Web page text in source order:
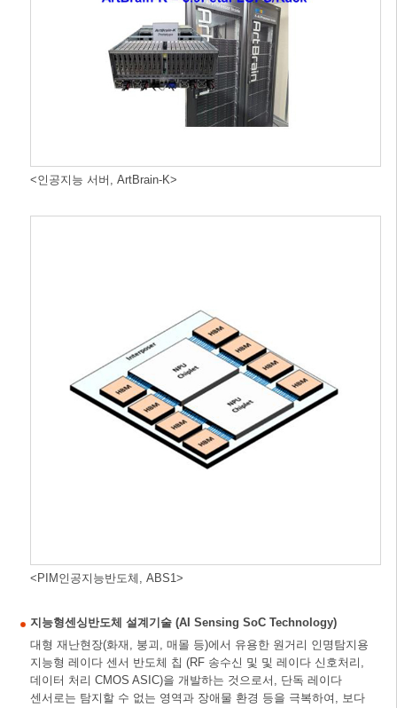
<인공지능 서버, ArtBrain-K>
<PIM인공지능반도체, ABS1>
지능형센싱반도체 설계기술 (AI Sensing SoC Technology)
대형 재난현장(화재, 붕괴, 매몰 등)에서 유용한 원거리 인명탐지용
지능형 레이다 센서 반도체 칩 (RF 송수신 및 및 레이다 신호처리,
데이터 처리 CMOS ASIC)을 개발하는 것으로서, 단독 레이다
센서로는 탐지할 수 없는 영역과 장애물 환경 등을 극복하여, 보다